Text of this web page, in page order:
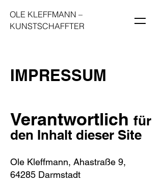
OLE KLEFFMANN –
KUNSTSCHAFFTER
IMPRESSUM
Verantwortlich für
den Inhalt dieser Site
Ole Kleffmann, Ahastraße 9,
64285 Darmstadt